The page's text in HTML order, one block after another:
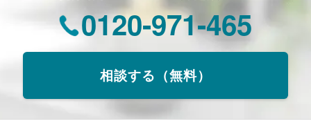
0120-971-465
相談する（無料）